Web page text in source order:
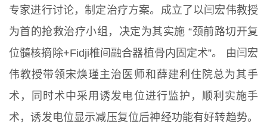
专家进行讨论，制定治疗方案。成立了以闫宏伟教授
为首的抢救治疗小组，决定为其实施 “颈前路切开复
位髓核摘除+Fidji椎间融合器植骨内固定术”。 由闫宏
伟教授带领宋焕瑾主治医师和薛建利住院总为其手
术，同时术中采用诱发电位进行监护，顺利实施手
术，诱发电位显示减压复位后神经功能有好转趋势。